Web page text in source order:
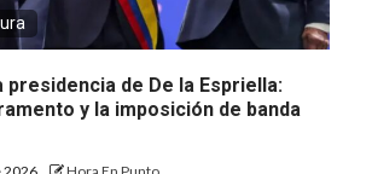
presidencia de De la Espriella:
y la imposición de banda